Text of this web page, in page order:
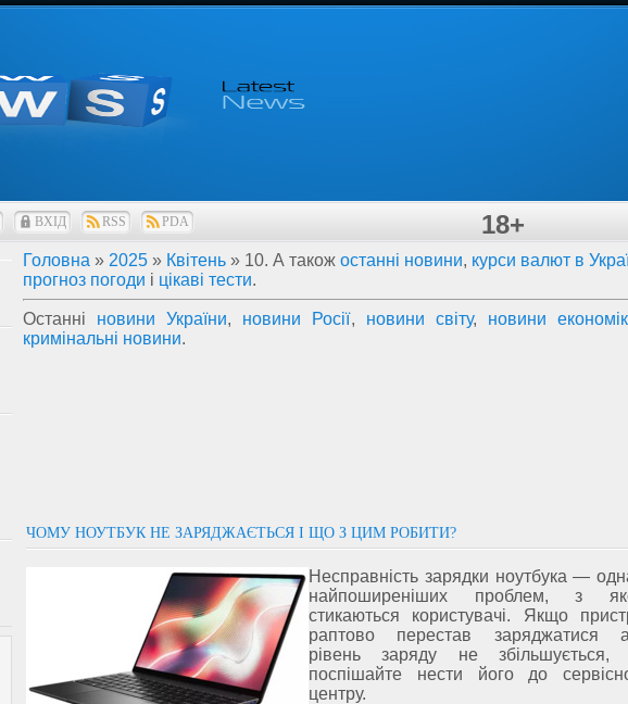
ВХІД RSS PDA 18+
Головна » 2025 » Квітень » 10. А також останні новини, курси валют в
прогноз погоди і цікаві тести.
Останні новини України, новини Росії, новини світу, новини
кримінальні новини.
ЧОМУ НОУТБУК НЕ ЗАРЯДЖАЄТЬСЯ І ЩО З ЦИМ РОБИТИ?
Несправність зарядки ноутбука —
найпоширеніших проблем, з
стикаються користувачі. Якщо
раптово перестав заряджатися
рівень заряду не збільшується,
поспішайте нести його до
центру.